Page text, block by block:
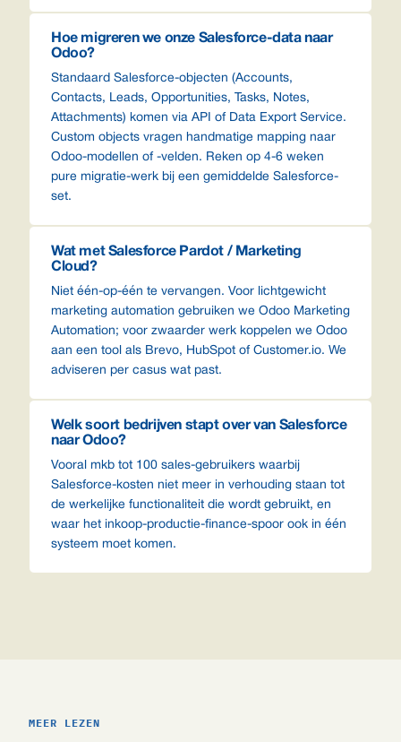
Hoe migreren we onze Salesforce-data naar
Odoo?
Standaard Salesforce-objecten (Accounts,
Contacts, Leads, Opportunities, Tasks, Notes,
Attachments) komen via API of Data Export Service.
Custom objects vragen handmatige mapping naar
Odoo-modellen of -velden. Reken op 4-6 weken
pure migratie-werk bij een gemiddelde Salesforce-
set.
Wat met Salesforce Pardot / Marketing
Cloud?
Niet één-op-één te vervangen. Voor lichtgewicht
marketing automation gebruiken we Odoo Marketing
Automation; voor zwaarder werk koppelen we Odoo
aan een tool als Brevo, HubSpot of Customer.io. We
adviseren per casus wat past.
Welk soort bedrijven stapt over van Salesforce
naar Odoo?
Vooral mkb tot 100 sales-gebruikers waarbij
Salesforce-kosten niet meer in verhouding staan tot
de werkelijke functionaliteit die wordt gebruikt, en
waar het inkoop-productie-finance-spoor ook in één
systeem moet komen.
MEER LEZEN